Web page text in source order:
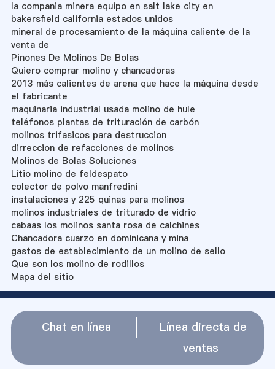
la compania minera equipo en salt lake city en
bakersfield california estados unidos
mineral de procesamiento de la máquina caliente de la
venta de
Pinones De Molinos De Bolas
Quiero comprar molino y chancadoras
2013 más calientes de arena que hace la máquina desde
el fabricante
maquinaria industrial usada molino de hule
teléfonos plantas de trituración de carbón
molinos trifasicos para destruccion
dirreccion de refacciones de molinos
Molinos de Bolas Soluciones
Litio molino de feldespato
colector de polvo manfredini
instalaciones y 225 quinas para molinos
molinos industriales de triturado de vidrio
cabaas los molinos santa rosa de calchines
Chancadora cuarzo en dominicana y mina
gastos de establecimiento de un molino de sello
Que son los molino de rodillos
Mapa del sitio
Chat en línea
Línea directa de
ventas